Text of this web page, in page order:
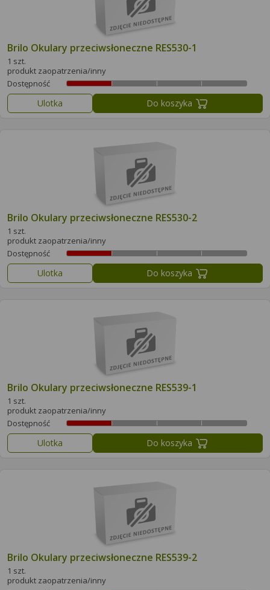
Brilo Okulary przeciwsłoneczne RES530-1
1 szt.
produkt zaopatrzenia/inny
Dostępność
Ulotka Do koszyka
Brilo Okulary przeciwsłoneczne RES530-2
1 szt.
produkt zaopatrzenia/inny
Dostępność
Ulotka Do koszyka
Brilo Okulary przeciwsłoneczne RES539-1
1 szt.
produkt zaopatrzenia/inny
Dostępność
Ulotka Do koszyka
Brilo Okulary przeciwsłoneczne RES539-2
1 szt.
produkt zaopatrzenia/inny